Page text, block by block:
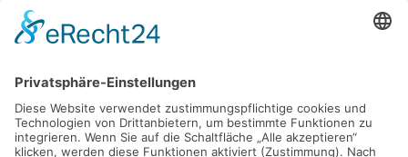
Was ist Osteoporose?